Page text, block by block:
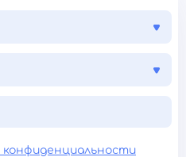
конфиденциальности